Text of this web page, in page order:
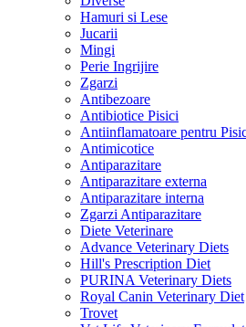
Hamuri si Lese
Jucarii
Mingi
Perie Ingrijire
Zgarzi
Antibezoare
Antibiotice Pisici
Antiinflamatoare pentru
Antimicotice
Antiparazitare
Antiparazitare externa
Antiparazitare interna
Zgarzi Antiparazitare
Diete Veterinare
Advance Veterinary Diets
Hill's Prescription Diet
PURINA Veterinary Diets
Royal Canin Veterinary Diet
Trovet